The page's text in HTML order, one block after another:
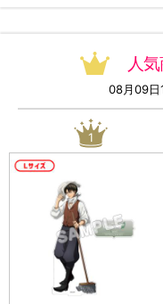
人
08月09日
1